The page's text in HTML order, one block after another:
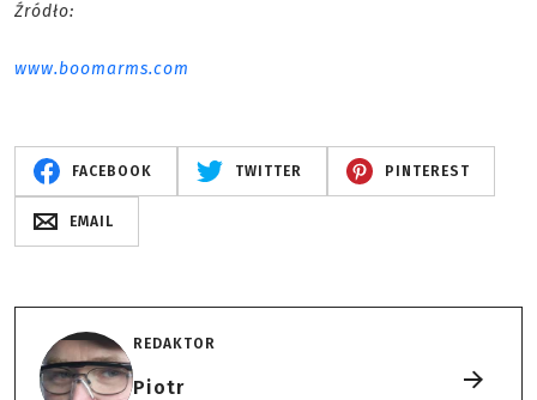
Źródło:
www.boomarms.com
FACEBOOK TWITTER PINTEREST
EMAIL
REDAKTOR
Piotr